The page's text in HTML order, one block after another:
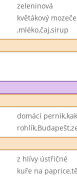
zeleninová
květákový
,mléko,čaj,sirup
domácí
z hlívy ústřičné
kuře na